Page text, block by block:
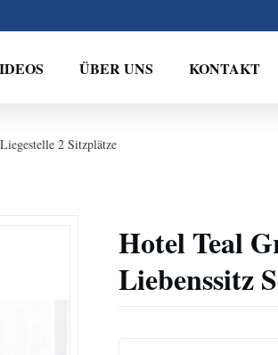
ÜBER UNS KONTAKT
2 Sitzplätze
Hotel Teal
Liebenssitz